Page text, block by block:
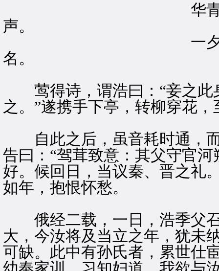
华青佳梦徒闻说
声。
一夕东轩多少事
名。
莺得诗，谓浩曰：“妾之此
之。”遂携手下亭，转柳穿花
自此之后，虽音耗时通，而
告曰：“驾茸致意：其父守官
好。候回日，当议秦、晋之礼
如年，抱恨怀愁。
俄经二载，一日，浩季父召
大，今汝将及当立之年，犹未
可缺。此中有孙氏者，累世仕